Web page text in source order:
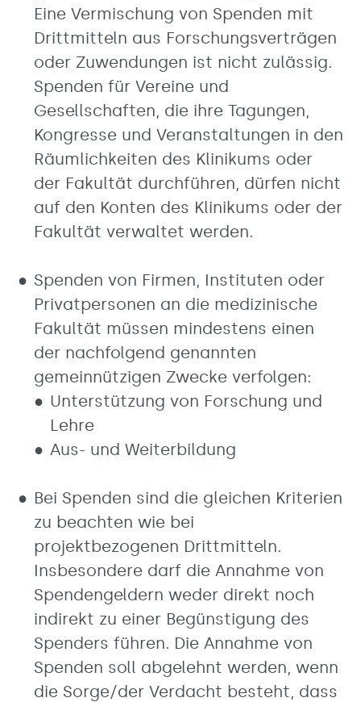
Eine Vermischung von Spenden mit
Drittmitteln aus Forschungsverträgen
oder Zuwendungen ist nicht zulässig.
Spenden für Vereine und
Gesellschaften, die ihre Tagungen,
Kongresse und Veranstaltungen in den
Räumlichkeiten des Klinikums oder
der Fakultät durchführen, dürfen nicht
auf den Konten des Klinikums oder der
Fakultät verwaltet werden.
Spenden von Firmen, Instituten oder
Privatpersonen an die medizinische
Fakultät müssen mindestens einen
der nachfolgend genannten
gemeinnützigen Zwecke verfolgen:
Unterstützung von Forschung und
Lehre
Aus- und Weiterbildung
Bei Spenden sind die gleichen Kriterien
zu beachten wie bei
projektbezogenen Drittmitteln.
Insbesondere darf die Annahme von
Spendengeldern weder direkt noch
indirekt zu einer Begünstigung des
Spenders führen. Die Annahme von
Spenden soll abgelehnt werden, wenn
die Sorge/der Verdacht besteht, dass